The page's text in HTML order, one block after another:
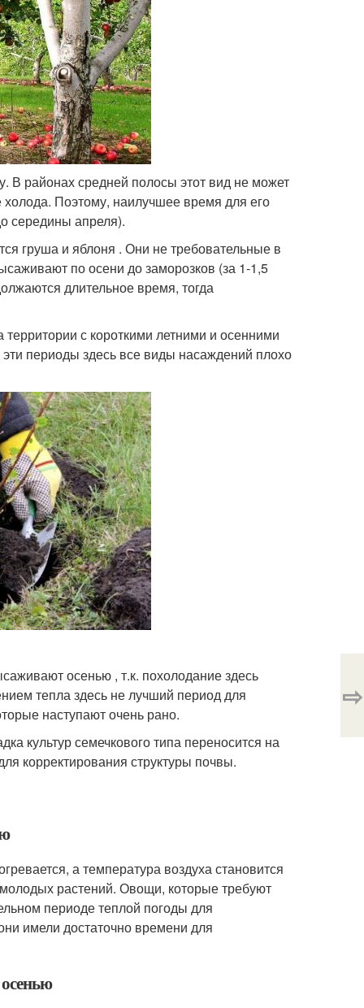
В районах средней полосы этот вид не может
холода. Поэтому, наилучшее время для его
середины апреля).
груша и яблоня . Они не требовательные в
по осени до заморозков (за 1-1,5
длительное время, тогда
с короткими летними и осенними
периоды здесь все виды насаждений плохо
осенью , т.к. похолодание здесь
тепла здесь не лучший период для
наступают очень рано.
культур семечкового типа переносится на
корректирования структуры почвы.
а температура воздуха становится
растений. Овощи, которые требуют
периоде теплой погоды для
имели достаточно времени для
⇨